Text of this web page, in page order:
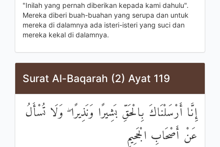
"Inilah yang pernah diberikan kepada kami dahulu".
Mereka diberi buah-buahan yang serupa dan untuk
mereka di dalamnya ada isteri-isteri yang suci dan
mereka kekal di dalamnya.
Surat Al-Baqarah (2) Ayat 119
إِنَّا أَرْسَلْنَاكَ بِالْحَقِّ بَشِيرًا وَنَذِيرًا ۖ وَلَا تُسْأَلُ
عَنْ أَصْحَابِ الْجَحِيمِ